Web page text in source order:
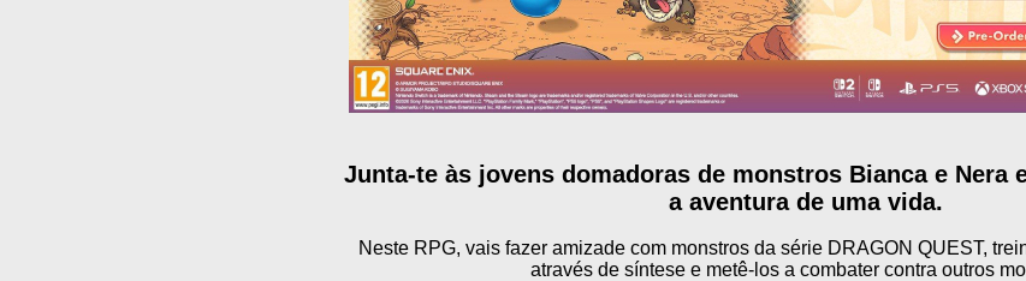
Junta-te às jovens domadoras de monstros Bianca e Nera
a aventura de uma vida.
Neste RPG, vais fazer amizade com monstros da série DRAGON QUEST,
através de síntese e metê-los a combater contra outros